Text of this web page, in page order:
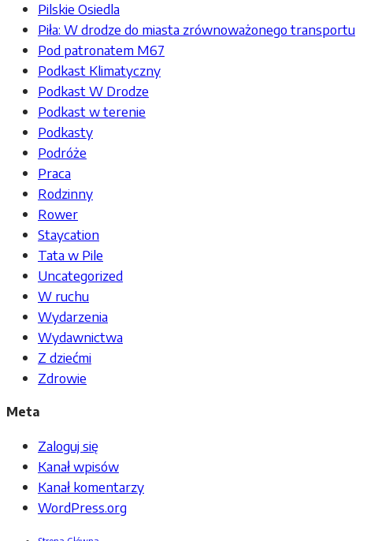
Pilskie Osiedla
Piła: W drodze do miasta zrównoważonego transportu
Pod patronatem M67
Podkast Klimatyczny
Podkast W Drodze
Podkast w terenie
Podkasty
Podróże
Praca
Rodzinny
Rower
Staycation
Tata w Pile
Uncategorized
W ruchu
Wydarzenia
Wydawnictwa
Z dziećmi
Zdrowie
Meta
Zaloguj się
Kanał wpisów
Kanał komentarzy
WordPress.org